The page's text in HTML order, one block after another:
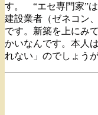
す。 “エセ専門家”
建設業者（ゼネコン
です。新築を上にみ
かいなんです。本人
れない」のでしょう